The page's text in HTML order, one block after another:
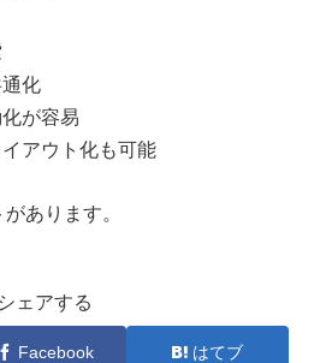
化
が容易
アウト化も可能
あります。
シェアする
Facebook はてブ